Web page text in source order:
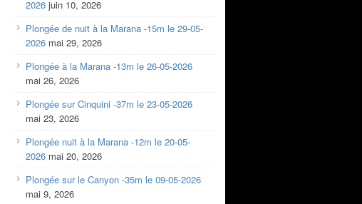
2026 juin 10, 2026
Plongée de nuit à la Marana -15m le 29-05-
2026 mai 29, 2026
Plongée à la Marana -13m le 26-05-2026
mai 26, 2026
Plongée sur Cinquini -37m le 23-05-2026
mai 23, 2026
Plongée nuit à la Marana -12m le 20-05-
2026 mai 20, 2026
Plongée sur le Canyon -35m le 09-05-2026
mai 9, 2026